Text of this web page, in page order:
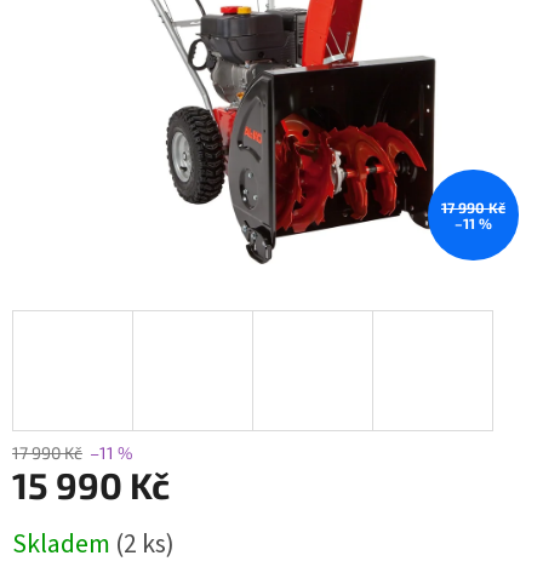
17 990 Kč
–11 %
17 990 Kč –11 %
15 990 Kč
cena:
Skladem (2 ks)